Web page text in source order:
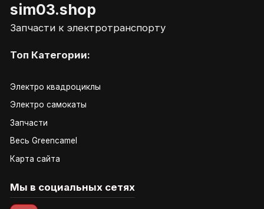
sim03.shop
Запчасти к электротранспорту
Топ Категории:
Электро квадроциклы
Электро самокаты
Запчасти
Весь Greencamel
Карта сайта
Мы в социальных сетях